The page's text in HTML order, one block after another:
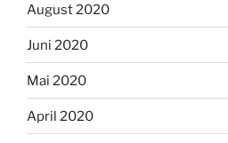
August 2020
Juni 2020
Mai 2020
April 2020